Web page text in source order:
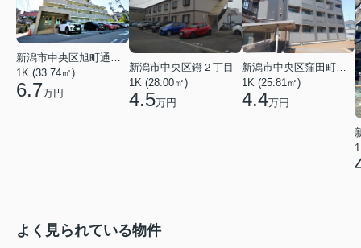
1K (33.74㎡)
6.7万円
新潟市中央区鐙２丁目
1K (28.00㎡)
4.5万円
1K (25.81㎡)
4.4万円
よく見られている物件